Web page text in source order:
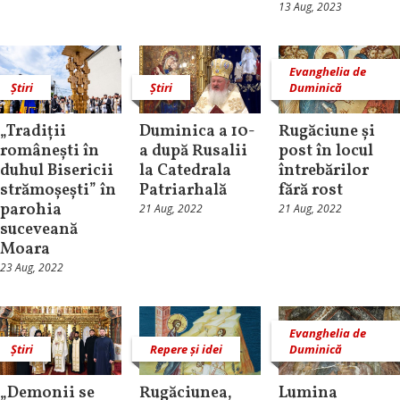
13 Aug, 2023
Știri
„Tradiții
românești în
duhul Bisericii
strămoșești” în
parohia
suceveană
Moara
23 Aug, 2022
Știri
Duminica a 10-
a după Rusalii
la Catedrala
Patriarhală
21 Aug, 2022
Evanghelia de
Duminică
Rugăciune și
post în locul
întrebărilor
fără rost
21 Aug, 2022
Știri
„Demonii se
Repere și idei
Rugăciunea,
Evanghelia de
Duminică
Lumina